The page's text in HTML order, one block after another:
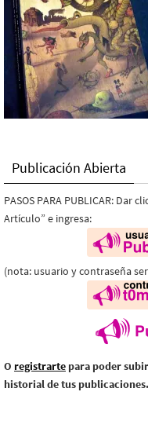
Publicación Abierta
PASOS PARA PUBLICAR: Dar
Artículo” e ingresa:
(nota: usuario y contraseña
O registrarte para poder
historial de tus publicaciones.